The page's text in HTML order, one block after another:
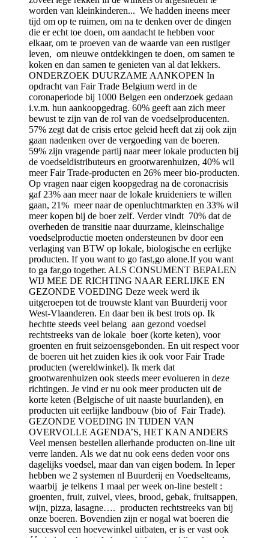
worden van kleinkinderen... We hadden ineens meer
tijd om op te ruimen, om na te denken over de dingen
die er echt toe doen, om aandacht te hebben voor
elkaar, om te proeven van de waarde van een rustiger
leven, om nieuwe ontdekkingen te doen, om samen te
koken en dan samen te genieten van al dat lekkers.
ONDERZOEK DUURZAME AANKOPEN In
opdracht van Fair Trade Belgium werd in de
coronaperiode bij 1000 Belgen een onderzoek gedaan
i.v.m. hun aankoopgedrag. 60% geeft aan zich meer
bewust te zijn van de rol van de voedselproducenten.
57% zegt dat de crisis ertoe geleid heeft dat zij ook zijn
gaan nadenken over de vergoeding van de boeren.
59% zijn vragende partij naar meer lokale producten bij
de voedseldistributeurs en grootwarenhuizen, 40% wil
meer Fair Trade-producten en 26% meer bio-producten.
Op vragen naar eigen koopgedrag na de coronacrisis
gaf 23% aan meer naar de lokale kruideniers te willen
gaan, 21% meer naar de openluchtmarkten en 33% wil
meer kopen bij de boer zelf. Verder vindt 70% dat de
overheden de transitie naar duurzame, kleinschalige
voedselproductie moeten ondersteunen bv door een
verlaging van BTW op lokale, biologische en eerlijke
producten. If you want to go fast,go alone.If you want
to ga far,go together. ALS CONSUMENT BEPALEN
WIJ MEE DE RICHTING NAAR EERLIJKE EN
GEZONDE VOEDING Deze week werd ik
uitgeroepen tot de trouwste klant van Buurderij voor
West-Vlaanderen. En daar ben ik best trots op. Ik
hechtte steeds veel belang aan gezond voedsel
rechtstreeks van de lokale boer (korte keten), voor
groenten en fruit seizoensgebonden. En uit respect voor
de boeren uit het zuiden kies ik ook voor Fair Trade
producten (wereldwinkel). Ik merk dat
grootwarenhuizen ook steeds meer evolueren in deze
richtingen. Je vind er nu ook meer producten uit de
korte keten (Belgische of uit naaste buurlanden), en
producten uit eerlijke landbouw (bio of Fair Trade).
GEZONDE VOEDING IN TIJDEN VAN
OVERVOLLE AGENDA’S, HET KAN ANDERS
Veel mensen bestellen allerhande producten on-line uit
verre landen. Als we dat nu ook eens deden voor ons
dagelijks voedsel, maar dan van eigen bodem. In Ieper
hebben we 2 systemen nl Buurderij en Voedselteams,
waarbij je telkens 1 maal per week on-line bestelt :
groenten, fruit, zuivel, vlees, brood, gebak, fruitsappen,
wijn, pizza, lasagne…. producten rechtstreeks van bij
onze boeren. Bovendien zijn er nogal wat boeren die
succesvol een hoevewinkel uitbaten, er is er vast ook